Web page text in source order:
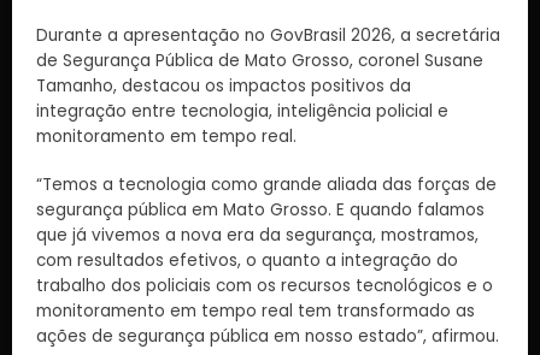
Durante a apresentação no GovBrasil 2026, a secretária
de Segurança Pública de Mato Grosso, coronel Susane
Tamanho, destacou os impactos positivos da
integração entre tecnologia, inteligência policial e
monitoramento em tempo real.
“Temos a tecnologia como grande aliada das forças de
segurança pública em Mato Grosso. E quando falamos
que já vivemos a nova era da segurança, mostramos,
com resultados efetivos, o quanto a integração do
trabalho dos policiais com os recursos tecnológicos e o
monitoramento em tempo real tem transformado as
ações de segurança pública em nosso estado”, afirmou.